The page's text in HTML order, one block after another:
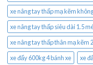
xe nâng tay thấp mạ kẽm
xe nâng tay thấp siêu dài 1.5
xe nâng tay thấp thân mạ kẽm
xe đẩy 600kg 4 bánh xe
xe